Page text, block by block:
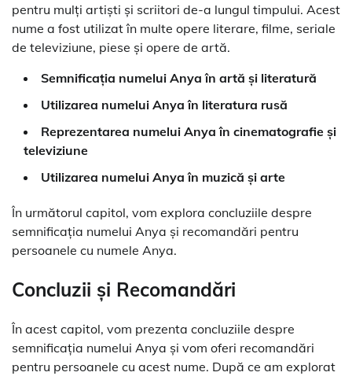
pentru mulți artiști și scriitori de-a lungul timpului. Acest
nume a fost utilizat în multe opere literare, filme, seriale
de televiziune, piese și opere de artă.
Semnificația numelui Anya în artă și literatură
Utilizarea numelui Anya în literatura rusă
Reprezentarea numelui Anya în cinematografie și
televiziune
Utilizarea numelui Anya în muzică și arte
În următorul capitol, vom explora concluziile despre
semnificația numelui Anya și recomandări pentru
persoanele cu numele Anya.
Concluzii și Recomandări
În acest capitol, vom prezenta concluziile despre
semnificația numelui Anya și vom oferi recomandări
pentru persoanele cu acest nume. După ce am explorat